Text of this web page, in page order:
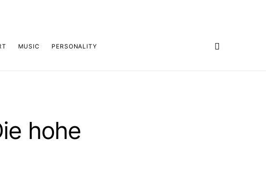
MUSIC PERSONALITY
hohe